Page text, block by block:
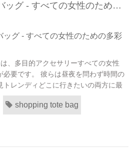
キャンバス トート バッグ - すべての女性のための多彩なアクセサリー
、多目的アクセサリーすべての女性
必要です。 彼らは昼夜を問わず時間の
トレンディどこに行きたいの両方に最
が保持またはトランスポートのすべ
に十分に強いです。これらのおしゃれ
任意の色で利用でき、パターンを使用
うように設計されてい...
shopping tote bag